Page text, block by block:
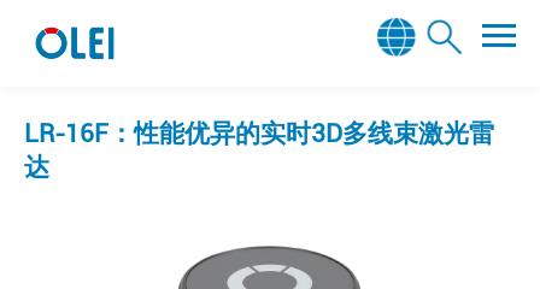
LR-16F：性能优异的实时3D多线束激光雷
达